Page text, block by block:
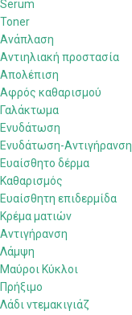
Serum
Toner
Ανάπλαση
Αντιηλιακή προστασία
Απολέπιση
Αφρός καθαρισμού
Γαλάκτωμα
Ενυδάτωση
Ενυδάτωση-Αντιγήρανση
Ευαίσθητο δέρμα
Καθαρισμός
Ευαίσθητη επιδερμίδα
Κρέμα ματιών
Αντιγήρανση
Λάμψη
Μαύροι Κύκλοι
Πρήξιμο
Λάδι ντεμακιγιάζ